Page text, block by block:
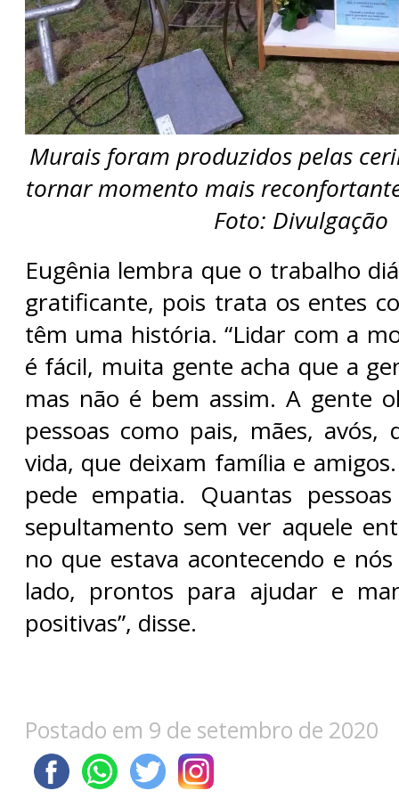
Murais foram produzidos pelas
tornar momento mais
Foto: Divulgação
Eugênia lembra que o trabalho
gratificante, pois trata os entes
têm uma história. “Lidar com a
é fácil, muita gente acha que a
mas não é bem assim. A gente
pessoas como pais, mães,
vida, que deixam família e
pede empatia. Quantas
sepultamento sem ver aquele
no que estava acontecendo e
lado, prontos para ajudar e
positivas”, disse.
Postado em 9 de setembro de 2020